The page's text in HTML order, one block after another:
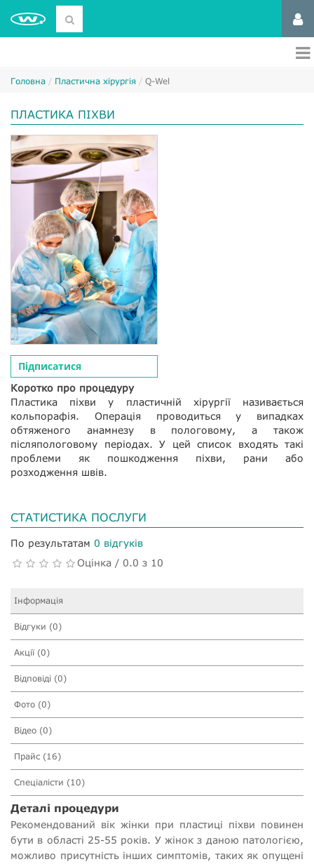
Головна Пластична хірургія Q-Wel
ПЛАСТИКА ПІХВИ
Підписатися
Коротко про процедуру
Пластика піхви у пластичній хірургії називається
кольпорафія. Операція проводиться у випадках
обтяженого анамнезу в пологовому, а також
післяпологовому періодах. У цей список входять такі
проблеми як пошкодження піхви, рани або
розходження швів.
СТАТИСТИКА ПОСЛУГИ
По результатам 0 відгуків
Оцінка / 0.0 з 10
Інформація
Відгуки (0)
Акції (0)
Відповіді (0)
Фото (0)
Відео (0)
Прайс (16)
Спеціалісти (10)
Деталі процедури
Рекомендований вік жінки при пластиці піхви повинен
бути в області 25-55 років. У жінок з даною патологією,
можливо присутність інших симптомів, таких як опущені